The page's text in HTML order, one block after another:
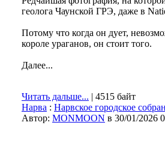
геолога Чаунской ГРЭ, даже в
Потому что когда он дует,
короле ураганов, он стоит того.
Далее...
Читать дальше... | 4515 байт
Нарва : Нарвское городское
Автор: MONMOON в 30/01/2026